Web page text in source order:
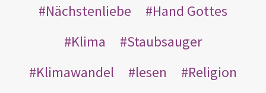
Nächstenliebe
Hand Gottes
Klima
Staubsauger
Klimawandel
lesen
Religion